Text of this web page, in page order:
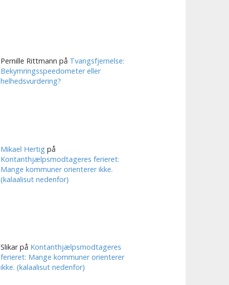
Pernille Rittmann på Tvangsfjernelse:
Bekymringsspeedometer eller
helhedsvurdering?
Mikael Hertig på
Kontanthjælpsmodtageres ferieret:
Mange kommuner orienterer ikke.
(kalaalisut nedenfor)
Slikarpå Kontanthjælpsmodtageres
ferieret: Mange kommuner orienterer
ikke. (kalaalisut nedenfor)